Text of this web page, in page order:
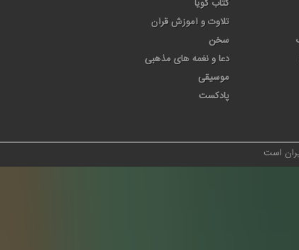
کتاب گویا
تلاوت و آموزش قرآن
سخن
دعا و نغمه های مذهبی
موسیقی
پادکست
است